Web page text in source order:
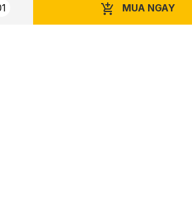
MUA NGAY